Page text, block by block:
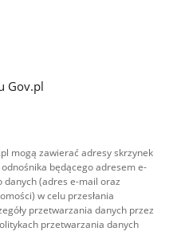
Gov.pl
mogą zawierać adresy skrzynek
będącego adresem e-
(adres e-mail oraz
w celu przesłania
przetwarzania danych przez
przetwarzania danych